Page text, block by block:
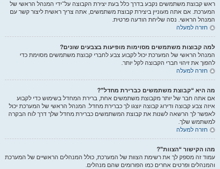
ראש קבוצת משתמשים נקבע בדרך כלל בעת יצירת הקבוצה על־ידי המנהל הראשי של
המערכת. אם אתה מעוניין ביצירת קבוצת משתמשים, אתה צריך ראשית ליצור קשר עם
המנהל הראשי. נסה שליחת הודעה פרטית.
חזרה למעלה
למה קבוצות משתמשים מסוימות מופיעות בצבעים שונים?
המנהל הראשי של המערכת יכול לקבוע צבע לחברי קבוצת משתמשים מסוימת כדי
להפוך את זיהוי חברי הקבוצה לקל יותר.
חזרה למעלה
מה היא “קבוצת משתמשים כברירת מחדל”?
אם אתה חבר של יותר מקבוצת משתמשים אחת, ברירת המחדל בשימוש כדי לקבוע
איזה צבע קבוצה ודירוג קבוצה יוצגו לך כברירת מחדל. המנהל הראשי של המערכת יכול
לאפשר לך הרשאה לשנות את קבוצת המשתמשים כברירת מחדל שלך דרך לוח הבקרה
למשתמש שלך.
חזרה למעלה
מהו הקישור “הצוות”?
עמוד זה מספק לך את רשימת הצוות של המערכת, כולל המנהלים הראשיים של המערכת
והמנהלים ופרטים אחרים כמו הפורומים שהם מנהלים.